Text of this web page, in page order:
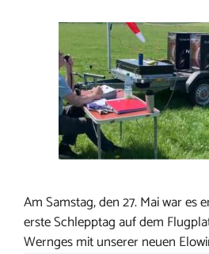
Am Samstag, den 27. Mai war es
erste Schlepptag auf dem
Wernges mit unserer neuen